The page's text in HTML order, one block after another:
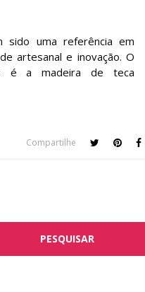
sido uma referência em
artesanal e inovação. O
é a madeira de teca
Compartilhe
PESQUISAR